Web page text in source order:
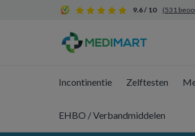
9.6 / 10 (531
Incontinentie Zelftesten
EHBO / Verbandmiddelen